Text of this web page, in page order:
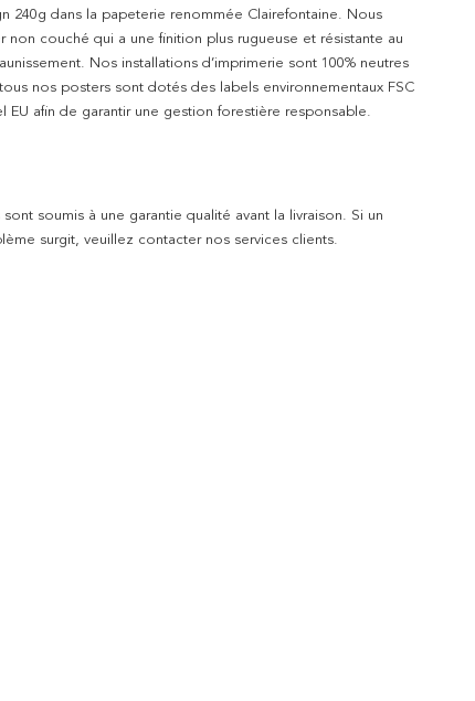
240g dans la papeterie renommée Clairefontaine. Nous
non couché qui a une finition plus rugueuse et résistante au
Nos installations d’imprimerie sont 100% neutres
nos posters sont dotés des labels environnementaux FSC
EU afin de garantir une gestion forestière responsable.
soumis à une garantie qualité avant la livraison. Si un
surgit, veuillez contacter nos services clients.